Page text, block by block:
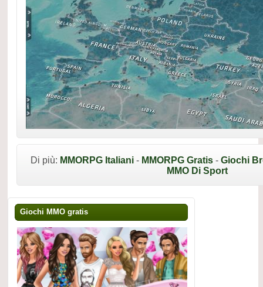
Di più: MMORPG Italiani - MMORPG Gratis - Giochi
MMO Di Sport
Giochi MMO gratis